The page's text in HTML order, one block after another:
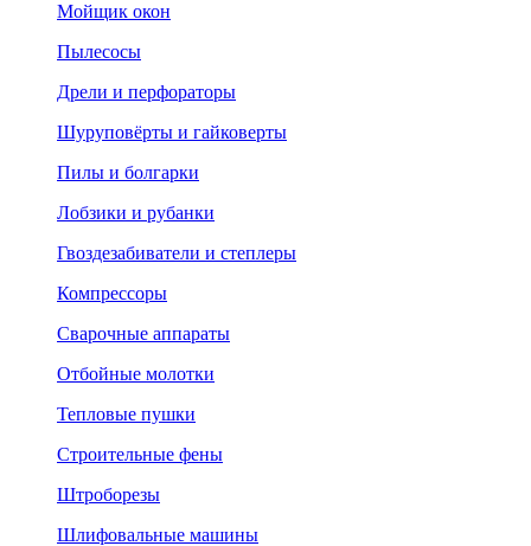
Мойщик окон
Пылесосы
Дрели и перфораторы
Шуруповёрты и гайковерты
Пилы и болгарки
Лобзики и рубанки
Гвоздезабиватели и степлеры
Компрессоры
Сварочные аппараты
Отбойные молотки
Тепловые пушки
Строительные фены
Штроборезы
Шлифовальные машины